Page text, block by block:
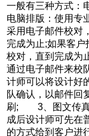
一般有三种方式：
电脑排版：使用
采用电子邮件校对
完成为止;如果客户
校对，直到完成
通过电子邮件来校队
计师可以将设计好
队确认，以邮件
刷; 3、图文传
成后设计师可先在
的方式给到客户进